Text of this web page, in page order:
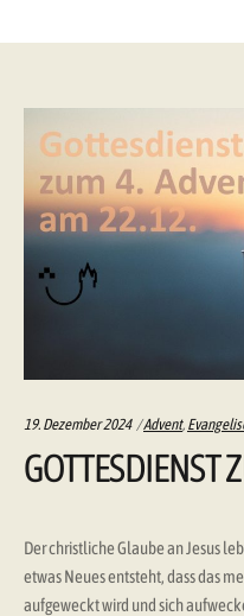
19. Dezember 2024 Categories:
Advent,
GOTTESDIENST
Der christliche Glaube an Jesus
etwas Neues entsteht, dass das
aufgeweckt wird und sich